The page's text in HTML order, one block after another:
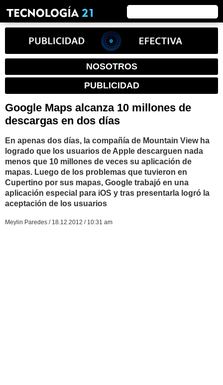
NOSOTROS
PUBLICIDAD
Google Maps alcanza 10 millones de
descargas en dos días
En apenas dos días, la compañía de Mountain View ha
logrado que los usuarios de Apple descarguen nada
menos que 10 millones de veces su aplicación de
mapas. Luego de los problemas que tuvieron en
Cupertino por sus mapas, Google trabajó en una
aplicación especial para iOS y tras presentarla logró la
aceptación de los usuarios
Meylin Paredes / 18.12.2012 / 10:31 am